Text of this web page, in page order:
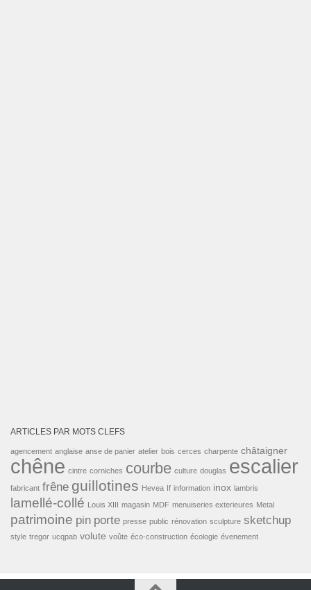
ARTICLES PAR MOTS CLEFS
agencement anglaise anse de panier atelier bois cerces charpente châtaigner
chêne cintre corniches courbe culture douglas escalier
fabricant frêne guillotines Hevea If information inox lambris
lamellé-collé Louis XIII magasin MDF menuiseries exterieures Metal
patrimoine pin porte presse public rénovation sculpture sketchup
style tregor ucqpab volute voûte éco-construction écologie évenement